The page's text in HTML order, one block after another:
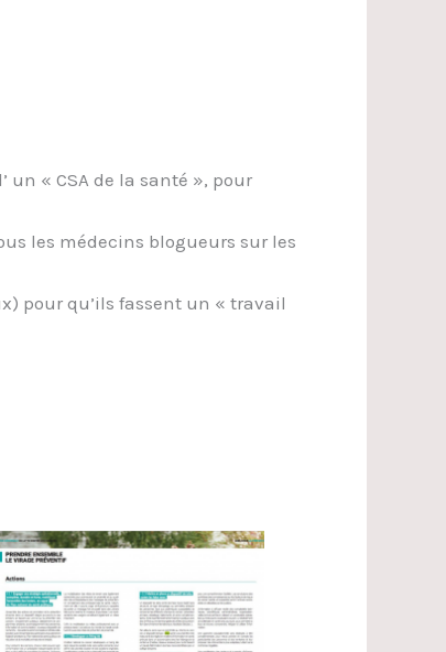
un « CSA de la santé », pour
les médecins blogueurs sur les
pour qu’ils fassent un « travail